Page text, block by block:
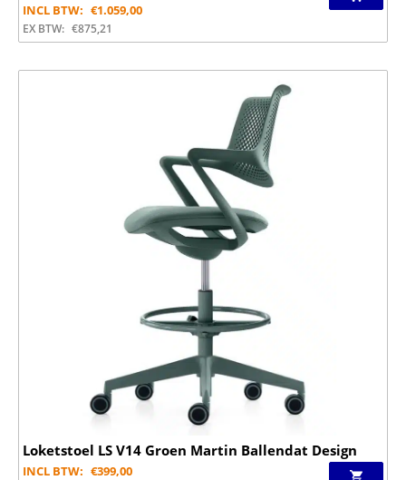
INCL BTW: €1.059,00
EX BTW: €875,21
Loketstoel LS V14 Groen Martin Ballendat Design
INCL BTW: €399,00